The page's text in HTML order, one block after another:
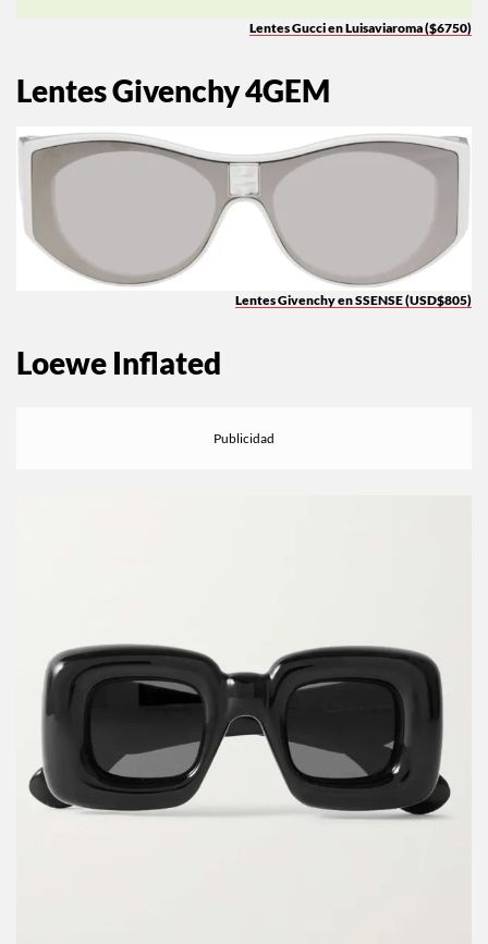
Lentes Gucci en Luisaviaroma ($6750)
Lentes Givenchy 4GEM
Lentes Givenchy en SSENSE (USD$805)
Loewe Inflated